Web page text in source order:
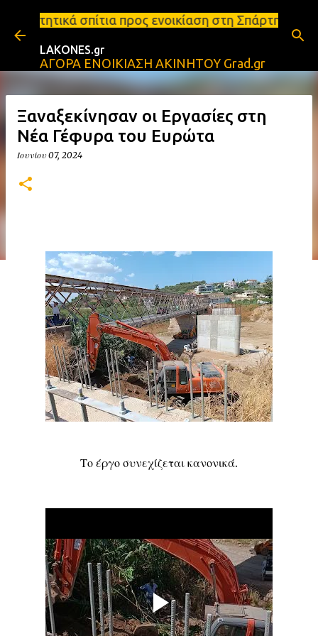
Μετάβαση στο κύριο περιεχόμενο
προς ενοικίαση στη Σπάρτη Ενοικιάσεις
LAKONES.gr
ΑΓΟΡΑ ΕΝΟΙΚΙΑΣΗ ΑΚΙΝΗΤΟΥ Grad.gr
Ξαναξεκίνησαν οι Εργασίες στη
Νέα Γέφυρα του Ευρώτα
Ιουνίου 07, 2024
Το έργο συνεχίζεται κανονικά.